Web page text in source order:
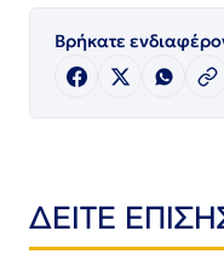
Βρήκατε
ΔΕΙΤΕ